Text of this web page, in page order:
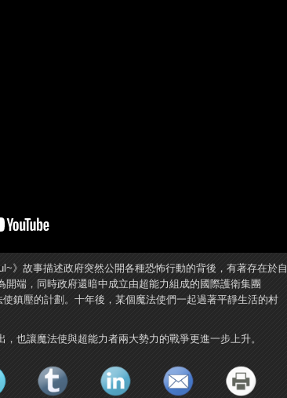
》故事描述政府突然公開各種恐怖行動的背後，有著存在於自
端，同時政府還暗中成立由超能力組成的國際護衛集團
使鎮壓的計劃。十年後，某個魔法使們一起過著平靜生活的村
也讓魔法使與超能力者兩大勢力的戰爭更進一步上升。